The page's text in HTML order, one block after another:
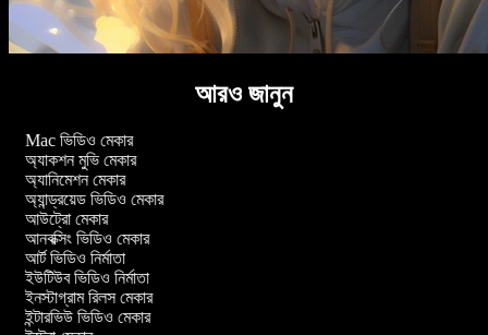
আরও জানুন
Mac ভিডিও মেকার
অ্যাকশন মুভি মেকার
অ্যানিমেশন মেকার
অ্যান্ড্রয়েড ভিডিও মেকার
আউট্রো মেকার
আনবক্সিং ভিডিও মেকার
আর্ট ভিডিও নির্মাতা
ইউটিউব ভিডিও নির্মাতা
ইনস্টাগ্রাম রিলস মেকার
ইন্টারভিউ ভিডিও মেকার